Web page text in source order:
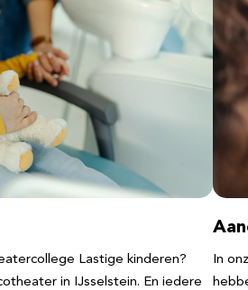
Lastige kinderen?
in IJsselstein. En iedere
In